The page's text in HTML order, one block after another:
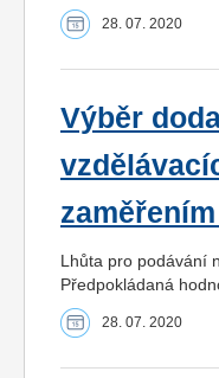
28. 07. 2020
Výběr
Lhůta pro podávání
Předpokládaná
28. 07. 2020